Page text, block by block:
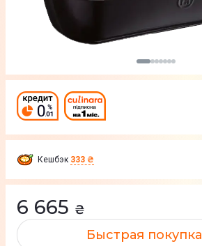
Кешбэк 333 ₴
6 665 ₴
Быстрая покупка